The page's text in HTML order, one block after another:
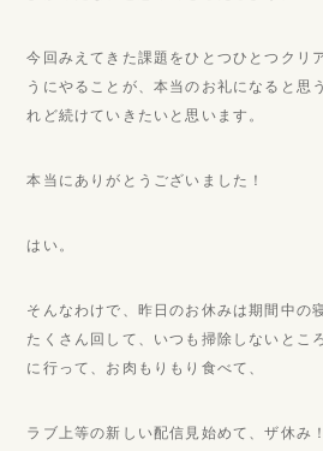
今回みえてきた課題をひとつひとつクリ
うにやることが、本当のお礼になると思
れど続けていきたいと思います。
本当にありがとうございました！
はい。
そんなわけで、昨日のお休みは期間中の
たくさん回して、いつも掃除しないとこ
に行って、お肉もりもり食べて、
ラブ上等の新しい配信見始めて、ザ休み